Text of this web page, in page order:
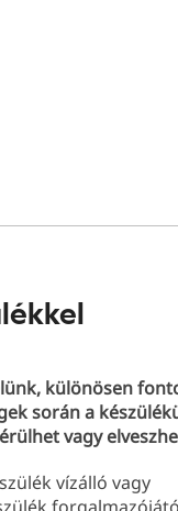
különösen
során a
vagy
vízálló vagy